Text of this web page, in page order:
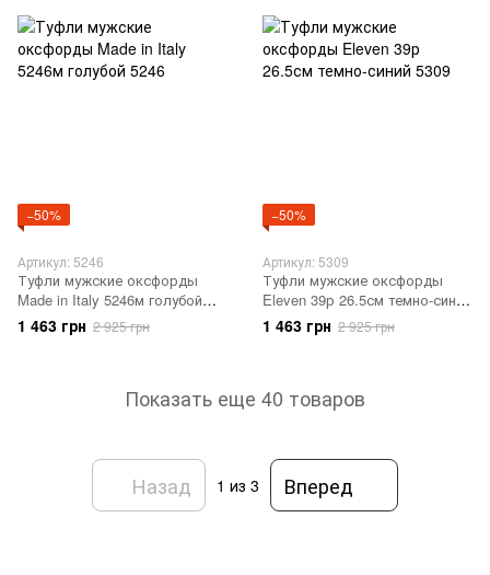
−50%
Артикул: 5246
Туфли мужские оксфорды
Made in Italy 5246м голубой
5246
1 463 грн 2 925 грн
−50%
Артикул: 5309
Туфли мужские оксфорды
Eleven 39р 26.5см темно-синий
5309
1 463 грн 2 925 грн
Показать еще 40 товаров
Назад 1 из 3 Вперед